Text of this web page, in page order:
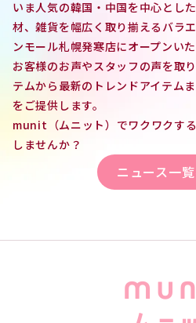
いま人気の韓国・中国を中心とし
材、雑貨を幅広く取り揃えるバラ
ンモール札幌発寒店にオープンいた
お客様のお声やスタッフの声を取
テムから最新のトレンドアイテム
をご提供します。
munit（ムニット）でワクワクす
しませんか？
ニュース一